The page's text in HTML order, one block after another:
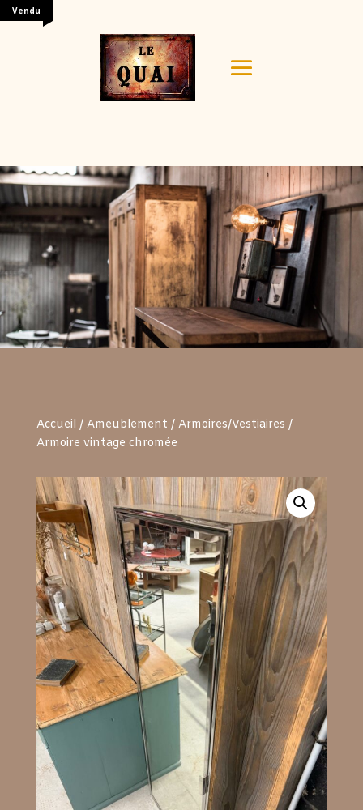
Vendu
Your content goes here. Edit or remove this text inline
or in the module Content settings. You can also style
every aspect of this content in the module Design
settings and even apply custom CSS to this text in the
module Advanced settings.
Accueil / Ameublement / Armoires/Vestiaires /
Armoire vintage chromée